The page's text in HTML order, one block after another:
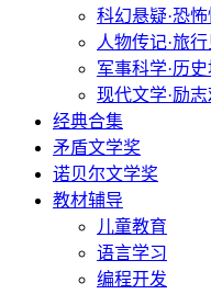
科幻悬疑·恐
人物传记·旅行
军事科学·历
现代文学·励
经典合集
矛盾文学奖
诺贝尔文学奖
教材辅导
儿童教育
语言学习
编程开发